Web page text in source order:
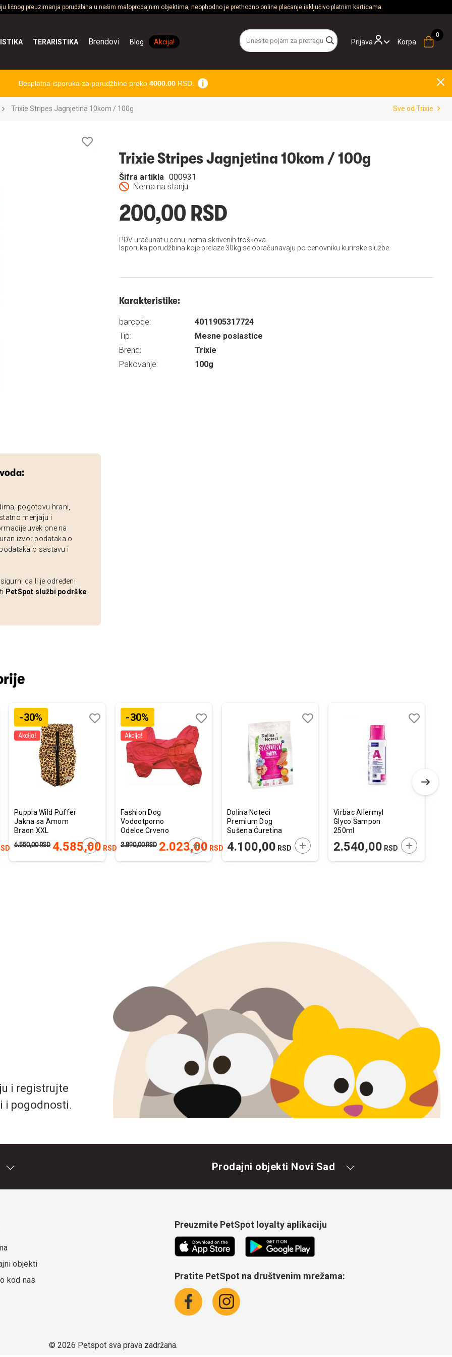
ličnog preuzimanja porudžbina u našim maloprodajnim objektima, neophodno je prethodno online plaćanje isključivo platnim karticama.
Prijava
TERARISTIKA Brendovi Blog Akcija! Korpa
Besplatna isporuka za porudžbine preko 4000.00RSD.
Trixie Stripes Jagnjetina 10kom / 100g Sve od Trixie
pogotovu hrani,
menjaju i
uvek one na
izvor podataka o
o sastavu i
da li je određeni
PetSpot službi podrške
želja
Trixie Stripes Jagnjetina 10kom / 100g
Nema na stanju
Šifra artikla 000931
200,00 RSD
PDV uračunat u cenu, nema skrivenih troškova.
Isporuka porudžbina koje prelaze 30kg se obračunavaju po cenovniku kurirske službe.
Karakteristike:
barcode:
4011905317724
Tip:
Mesne poslastice
Brend:
Trixie
Pakovanje:
100g
U KORPU
-30%
Puppia Wild Puffer
Jakna sa Amom
Braon XXL
4.585,00 RSD
6.550,00RSD DODAJTE U KORPU
-30%
Fashion Dog
Vodootporno
Odelce Crveno
2.023,00 RSD
2.890,00RSD DODAJTE U KORPU
Dodaj
u
listu
želja
Uporedi
Dolina Noteci
Premium Dog
Sušena Ćuretina
4.100,00 RSD DODAJTE U KORPU
Virbac Allermyl
Glyco Šampon
250ml
2.540,00 RSD DODAJTE U
i registrujte
i pogodnosti.
Prodajni objekti Novi Sad
objekti
kod nas
Preuzmite PetSpot loyalty aplikaciju
Pratite PetSpot na društvenim mrežama:
© 2026 Petspot sva prava zadržana.